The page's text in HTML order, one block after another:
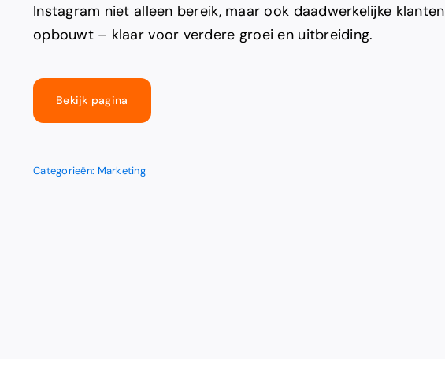
Instagram niet alleen bereik, maar ook daadwerkelijke klanten
opbouwt – klaar voor verdere groei en uitbreiding.
Bekijk pagina
Categorieën: Marketing